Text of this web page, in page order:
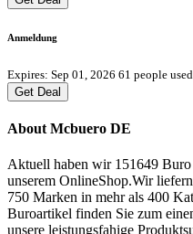
Anmeldung
Expires: Sep 01, 2026 61 people
Get Deal
About Mcbuero DE
Aktuell haben wir 151649
unserem OnlineShop.Wir
750 Marken in mehr als 400
Buroartikel finden Sie zum
unsere leistungsfahige